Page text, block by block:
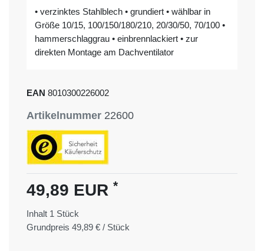
• verzinktes Stahlblech • grundiert • wählbar in
Größe 10/15, 100/150/180/210, 20/30/50, 70/100 •
hammerschlaggrau • einbrennlackiert • zur
direkten Montage am Dachventilator
EAN 8010300226002
Artikelnummer 22600
49,89 EUR *
Inhalt 1 Stück
Grundpreis 49,89 € / Stück